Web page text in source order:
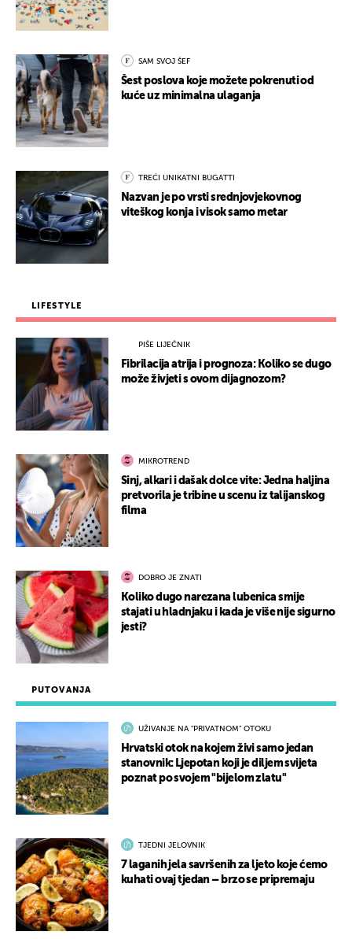
PUTOVANJA
UŽIVANJE NA "PRIVATNOM" OTOKU
Hrvatski otok na kojem živi samo jedan
stanovnik: Ljepotan koji je diljem svijeta
poznat po svojem "bijelom zlatu"
TJEDNI JELOVNIK
7 laganih jela savršenih za ljeto koje ćemo
kuhati ovaj tjedan – brzo se pripremaju
SAM SVOJ ŠEF
Šest poslova koje možete pokrenuti od
kuće uz minimalna ulaganja
TREĆI UNIKATNI BUGATTI
Nazvan je po vrsti srednjovjekovnog
viteškog konja i visok samo metar
LIFESTYLE
PIŠE LIJEČNIK
Fibrilacija atrija i prognoza: Koliko se dugo
može živjeti s ovom dijagnozom?
MIKROTREND
Sinj, alkari i dašak dolce vite: Jedna haljina
pretvorila je tribine u scenu iz talijanskog
filma
DOBRO JE ZNATI
Koliko dugo narezana lubenica smije
stajati u hladnjaku i kada je više nije sigurno
jesti?